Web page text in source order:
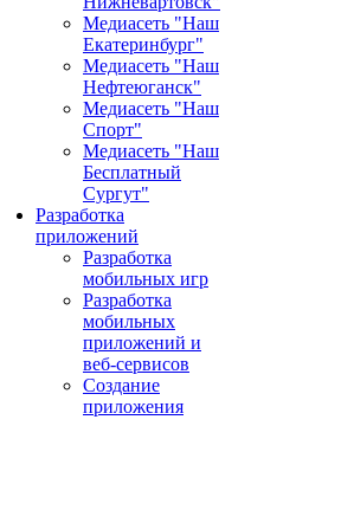
Медиасеть "Наш
Екатеринбург"
Медиасеть "Наш
Нефтеюганск"
Медиасеть "Наш
Спорт"
Медиасеть "Наш
Бесплатный
Сургут"
Разработка
приложений
Разработка
мобильных игр
Разработка
мобильных
приложений и
веб-сервисов
Создание
приложения